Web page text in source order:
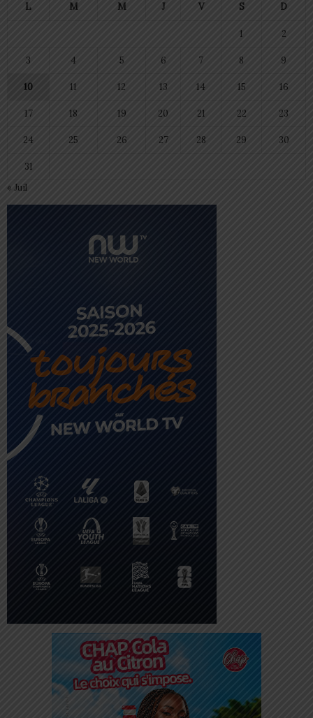
L M M J V S D
1 2
3 4 5 6 7 8 9
10 11 12 13 14 15 16
17 18 19 20 21 22 23
24 25 26 27 28 29 30
31
« Juil